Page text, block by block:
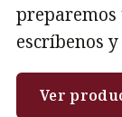
escríbenos
Ver